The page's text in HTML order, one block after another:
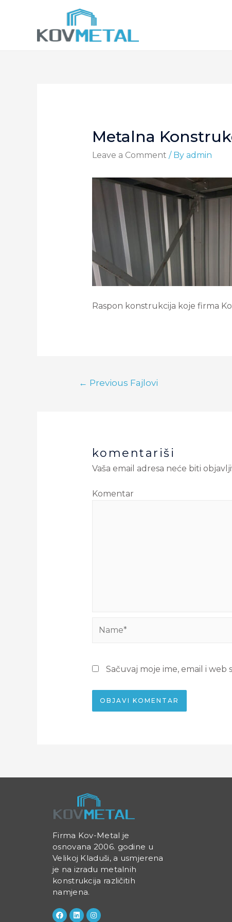
Metalna
Leave a Comment / By admin
Raspon konstrukcija koje firma
← Previous Fajlovi
komentariši
Vaša email adresa neće biti
Komentar
Sačuvaj moje ime, email i
Firma Kov-Metal je
osnovana 2006. godine u
Velikoj Kladuši, a usmjerena
je na izradu metalnih
konstrukcija različitih
namjena.